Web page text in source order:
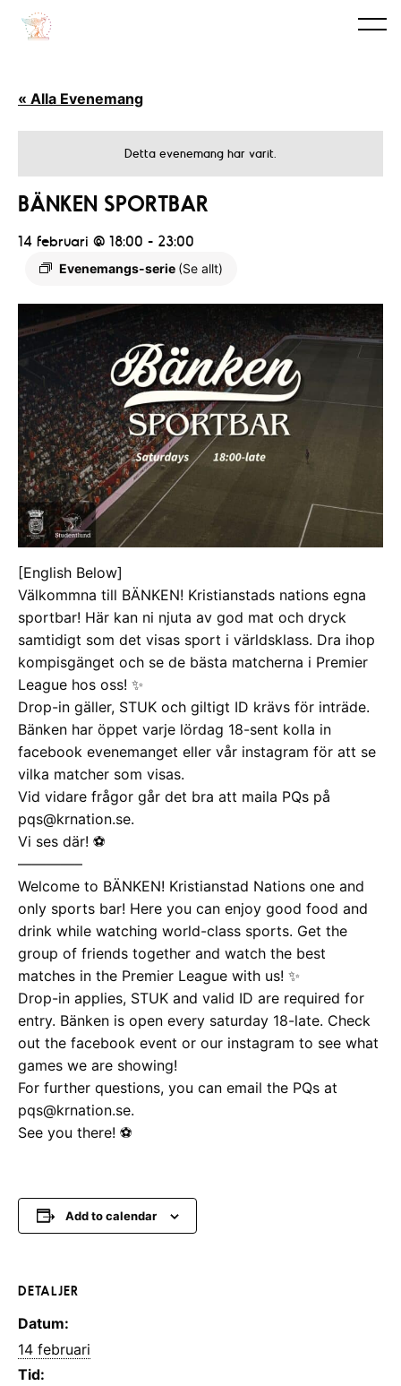
« Alla Evenemang
Detta evenemang har varit.
BÄNKEN SPORTBAR
14 februari @ 18:00 - 23:00
Evenemangs-serie (Se allt)
[English Below]
Välkommna till BÄNKEN! Kristianstads nations egna
sportbar! Här kan ni njuta av god mat och dryck
samtidigt som det visas sport i världsklass. Dra ihop
kompisgänget och se de bästa matcherna i Premier
League hos oss! ✨
Drop-in gäller, STUK och giltigt ID krävs för inträde.
Bänken har öppet varje lördag 18-sent kolla in
facebook evenemanget eller vår instagram för att se
vilka matcher som visas.
Vid vidare frågor går det bra att maila PQs på
pqs@krnation.se.
Vi ses där! ⚽️
————–
Welcome to BÄNKEN! Kristianstad Nations one and
only sports bar! Here you can enjoy good food and
drink while watching world-class sports. Get the
group of friends together and watch the best
matches in the Premier League with us! ✨
Drop-in applies, STUK and valid ID are required for
entry. Bänken is open every saturday 18-late. Check
out the facebook event or our instagram to see what
games we are showing!
For further questions, you can email the PQs at
pqs@krnation.se.
See you there! ⚽️
Add to calendar
DETALJER
Datum:
14 februari
Tid: